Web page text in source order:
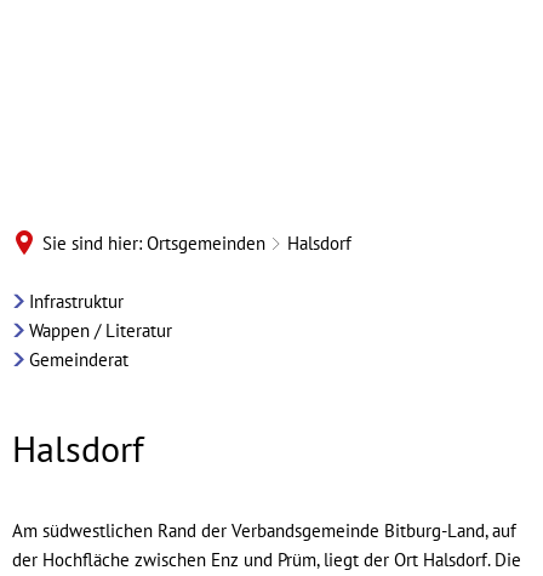
Sie sind hier: Ortsgemeinden Halsdorf
Ortsgemeinde
Halsdorf
Infrastruktur
Wappen / Literatur
Gemeinderat
Halsdorf
Am südwestlichen Rand der Verbandsgemeinde Bitburg-Land, auf
der Hochfläche zwischen Enz und Prüm, liegt der Ort Halsdorf. Die